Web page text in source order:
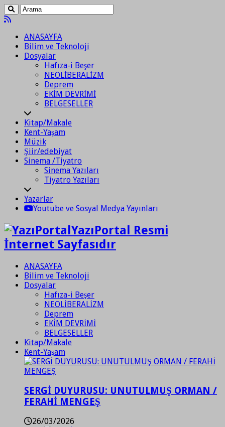
ANASAYFA
Bilim ve Teknoloji
Dosyalar
Hafıza-i Beşer
NEOLİBERALİZM
Deprem
EKİM DEVRİMİ
BELGESELLER
Kitap/Makale
Kent-Yaşam
Müzik
Şiir/edebiyat
Sinema /Tiyatro
Sinema Yazıları
Tiyatro Yazıları
Yazarlar
Youtube ve Sosyal Medya Yayınları
YazıPortal Resmi
İnternet Sayfasıdır
ANASAYFA
Bilim ve Teknoloji
Dosyalar
Hafıza-i Beşer
NEOLİBERALİZM
Deprem
EKİM DEVRİMİ
BELGESELLER
Kitap/Makale
Kent-Yaşam
SERGİ DUYURUSU: UNUTULMUŞ ORMAN /
FERAHİ MENGEŞ
26/03/2026